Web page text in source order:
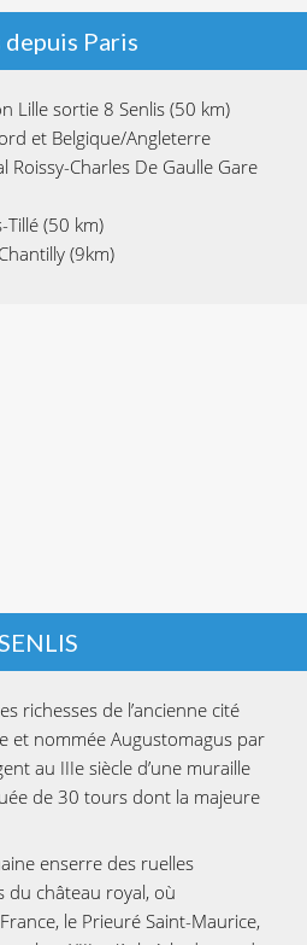
depuis Paris
Lille sortie 8 Senlis (50 km)
et Belgique/Angleterre
Charles De Gaulle Gare
(50 km)
(9km)
richesses de l’ancienne cité
et nommée Augustomagus par
au IIIe siècle d’une muraille
de 30 tours dont la majeure
enserre des ruelles
du château royal, où
le Prieuré Saint-Maurice,